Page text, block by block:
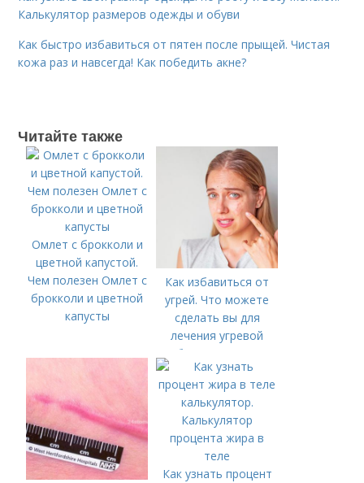
Калькулятор размеров одежды и обуви
Как быстро избавиться от пятен после прыщей. Чистая
кожа раз и навсегда! Как победить акне?
Читайте также
Омлет с брокколи и
цветной капустой.
Чем полезен Омлет с
брокколи и цветной
капусты
Как избавиться от
угрей. Что можете
сделать вы для
лечения угревой
болезни (акне)
Как узнать процент